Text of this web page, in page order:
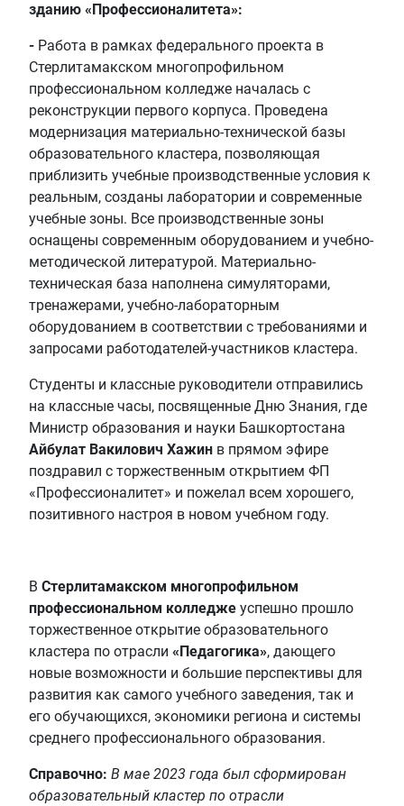
зданию «Профессионалитета»:
- Работа в рамках федерального проекта в
Стерлитамакском многопрофильном
профессиональном колледже началась с
реконструкции первого корпуса. Проведена
модернизация материально-технической базы
образовательного кластера, позволяющая
приблизить учебные производственные условия к
реальным, созданы лаборатории и современные
учебные зоны. Все производственные зоны
оснащены современным оборудованием и учебно-
методической литературой. Материально-
техническая база наполнена симуляторами,
тренажерами, учебно-лабораторным
оборудованием в соответствии с требованиями и
запросами работодателей-участников кластера.
Студенты и классные руководители отправились
на классные часы, посвященные Дню Знания, где
Министр образования и науки Башкортостана
Айбулат Вакилович Хажин в прямом эфире
поздравил с торжественным открытием ФП
«Профессионалитет» и пожелал всем хорошего,
позитивного настроя в новом учебном году.
В Стерлитамакском многопрофильном
профессиональном колледже успешно прошло
торжественное открытие образовательного
кластера по отрасли «Педагогика», дающего
новые возможности и большие перспективы для
развития как самого учебного заведения, так и
его обучающихся, экономики региона и системы
среднего профессионального образования.
Справочно: В мае 2023 года был сформирован
образовательный кластер по отрасли